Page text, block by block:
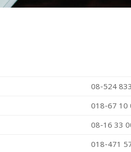
08-524
018-67 10
08-16 33
018-471